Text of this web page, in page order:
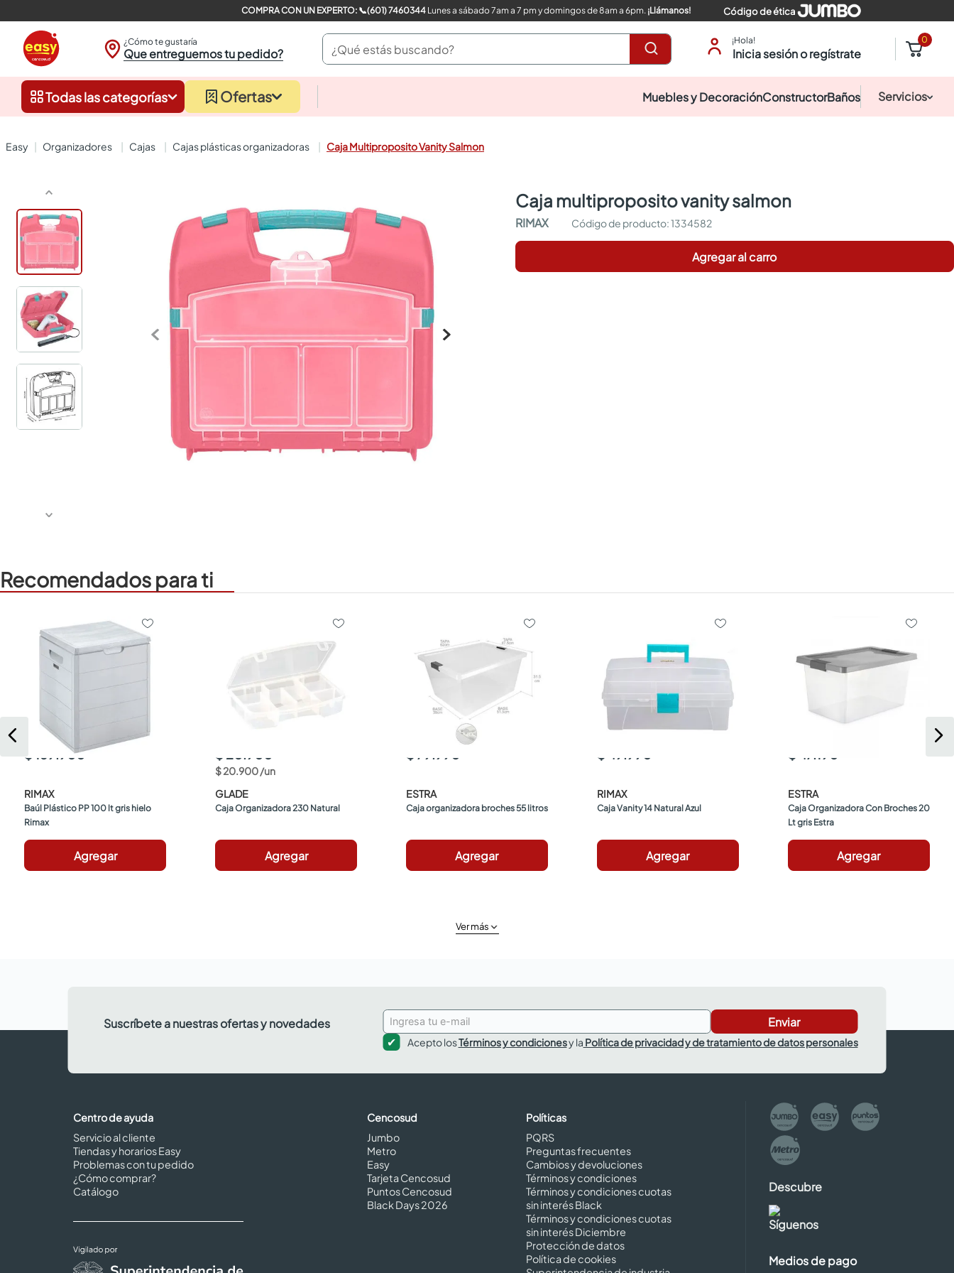
COMPRA CON UN EXPERTO: 📞(601) 7460344Lunes a sábado 7am a 7 pm y domingos de 8am a 6pm. ¡Llámanos! Código de ética
¿Cómo te gustaría
Que entreguemos tu pedido?
¿Qué estás buscando? ¡Hola!
Inicia sesión o regístrate
0
Todas las categorías Ofertas Muebles y DecoraciónConstructorBaños Servicios
organizadores cajas cajas plásticas organizadoras Caja Multiproposito Vanity Salmon
caja multiproposito vanity salmon
RIMAX :1334582
Agregar al carro
Recomendados para ti
$ 169.900
RIMAX
Baúl Plástico PP 100 lt gris hielo
Rimax
Agregar
$ 20.900
$20.900/un
GLADE
Caja Organizadora 230 Natural
Agregar
$ 79.990
ESTRA
Caja organizadora broches 55 litros
Agregar
$ 49.990
RIMAX
Caja Vanity 14 Natural Azul
Agregar
$ 47.190
ESTRA
Caja Organizadora Con Broches 20
Lt gris Estra
Agregar
Ver más
Suscríbete a nuestras ofertas y novedades Enviar
Acepto losTérminos y condicionesy la Política de privacidad y de tratamiento de datos personales
Centro de ayuda
Servicio al cliente
Tiendas y horarios Easy
Problemas con tu pedido
¿Cómo comprar?
Catálogo
Cencosud
Jumbo
Metro
Easy
Tarjeta Cencosud
Puntos Cencosud
Black Days 2026
Políticas
PQRS
Preguntas frecuentes
Cambios y devoluciones
Términos y condiciones
Términos y condiciones cuotas
sin interés Black
Términos y condiciones cuotas
sin interés Diciembre
Protección de datos
Política de cookies
Descubre
Síguenos
Medios de pago
closet
sanitarios
armarios closet
comedores
neveras